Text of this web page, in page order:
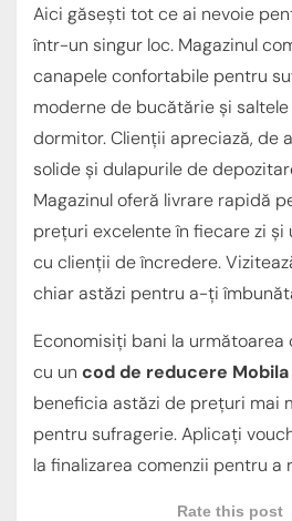
Aici găsești tot ce ai nevoie
într-un singur loc. Magazinul
canapele confortabile pentru
moderne de bucătărie și
dormitor. Clienții apreciază, de
solide și dulapurile de
Magazinul oferă livrare rapidă
prețuri excelente în fiecare zi și
cu clienții de încredere.
chiar astăzi pentru a-ți
Economisiți bani la următoarea
cu un cod de reducere
beneficia astăzi de prețuri mai
pentru sufragerie. Aplicați
la finalizarea comenzii pentru a
Rate this post